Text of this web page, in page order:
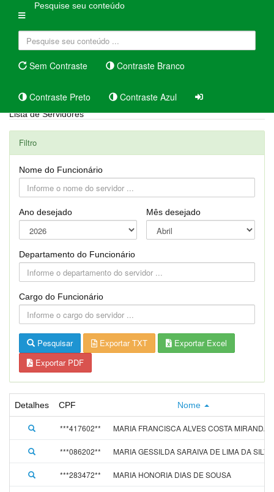
Pesquise seu conteúdo
Sem Contraste Contraste Branco
Contraste Preto Contraste Azul
Lista de Servidores
Filtro
Nome do Funcionário
Ano desejado Mês desejado
Departamento do Funcionário
Cargo do Funcionário
Pesquisar Exportar TXT
Exportar Excel
Exportar PDF
Detalhes CPF Nome
***417602** MARIA FRANCISCA ALVES COSTA MIRANDA
***086202** MARIA GESSILDA SARAIVA DE LIMA DA SILVA
***283472** MARIA HONORIA DIAS DE SOUSA